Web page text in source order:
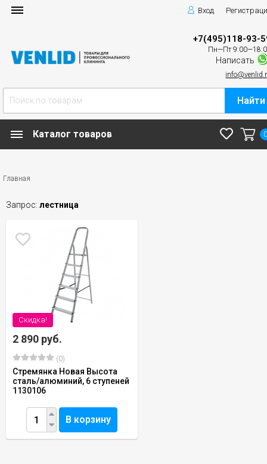
Вход
+7(495)118-93-
Пн—Пт
Написать
Найти
Каталог товаров
Главная
Запрос: лестница
2 890 руб.
Скидка!
(0)
Стремянка Новая Высота
сталь/алюминий, 6 ступеней
1130106
В корзину